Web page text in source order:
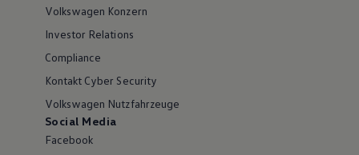
Volkswagen Konzern
Investor Relations
Compliance
Kontakt Cyber Security
Volkswagen Nutzfahrzeuge
Social Media
Facebook